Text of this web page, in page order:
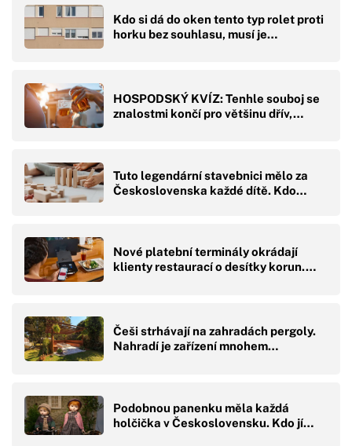
Kdo si dá do oken tento typ rolet proti
horku bez souhlasu, musí je…
HOSPODSKÝ KVÍZ: Tenhle souboj se
znalostmi končí pro většinu dřív,…
Tuto legendární stavebnici mělo za
Československa každé dítě. Kdo…
Nové platební terminály okrádají
klienty restaurací o desítky korun.…
Češi strhávají na zahradách pergoly.
Nahradí je zařízení mnohem…
Podobnou panenku měla každá
holčička v Československu. Kdo jí…